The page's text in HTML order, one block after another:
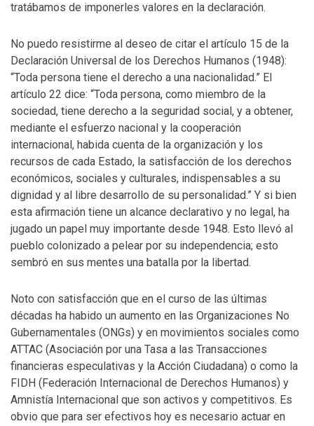
tratábamos de imponerles valores en la declaración.
No puedo resistirme al deseo de citar el artículo 15 de la
Declaración Universal de los Derechos Humanos (1948):
“Toda persona tiene el derecho a una nacionalidad.” El
artículo 22 dice: “Toda persona, como miembro de la
sociedad, tiene derecho a la seguridad social, y a obtener,
mediante el esfuerzo nacional y la cooperación
internacional, habida cuenta de la organización y los
recursos de cada Estado, la satisfacción de los derechos
económicos, sociales y culturales, indispensables a su
dignidad y al libre desarrollo de su personalidad.” Y si bien
esta afirmación tiene un alcance declarativo y no legal, ha
jugado un papel muy importante desde 1948. Esto llevó al
pueblo colonizado a pelear por su independencia; esto
sembró en sus mentes una batalla por la libertad.
Noto con satisfacción que en el curso de las últimas
décadas ha habido un aumento en las Organizaciones No
Gubernamentales (ONGs) y en movimientos sociales como
ATTAC (Asociación por una Tasa a las Transacciones
financieras especulativas y la Acción Ciudadana) o como la
FIDH (Federación Internacional de Derechos Humanos) y
Amnistía Internacional que son activos y competitivos. Es
obvio que para ser efectivos hoy es necesario actuar en